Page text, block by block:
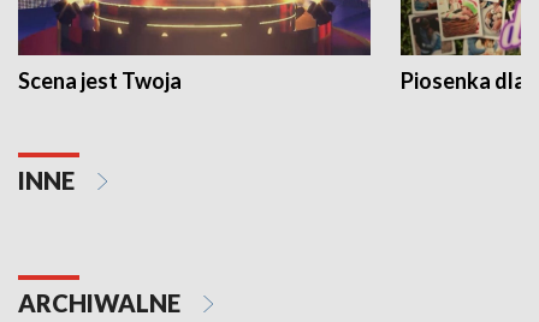
Scena jest Twoja Piosenka dla
INNE
ARCHIWALNE